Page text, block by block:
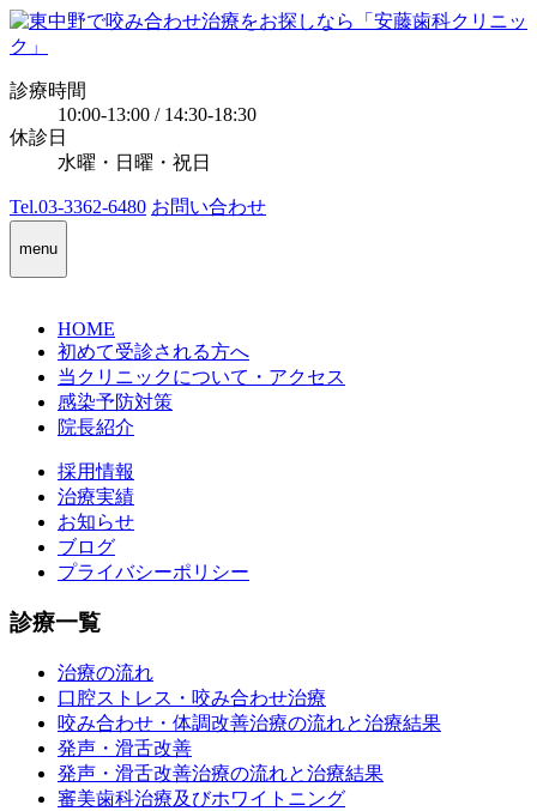
診療時間
10:00-13:00 / 14:30-18:30
休診日
水曜・日曜・祝日
Tel.03-3362-6480 お問い合わせ
menu
HOME
初めて受診される方へ
当クリニックについて・アクセス
感染予防対策
院長紹介
採用情報
治療実績
お知らせ
ブログ
プライバシーポリシー
診療一覧
治療の流れ
口腔ストレス・咬み合わせ治療
咬み合わせ・体調改善治療の流れと治療結果
発声・滑舌改善
発声・滑舌改善治療の流れと治療結果
審美歯科治療及びホワイトニング